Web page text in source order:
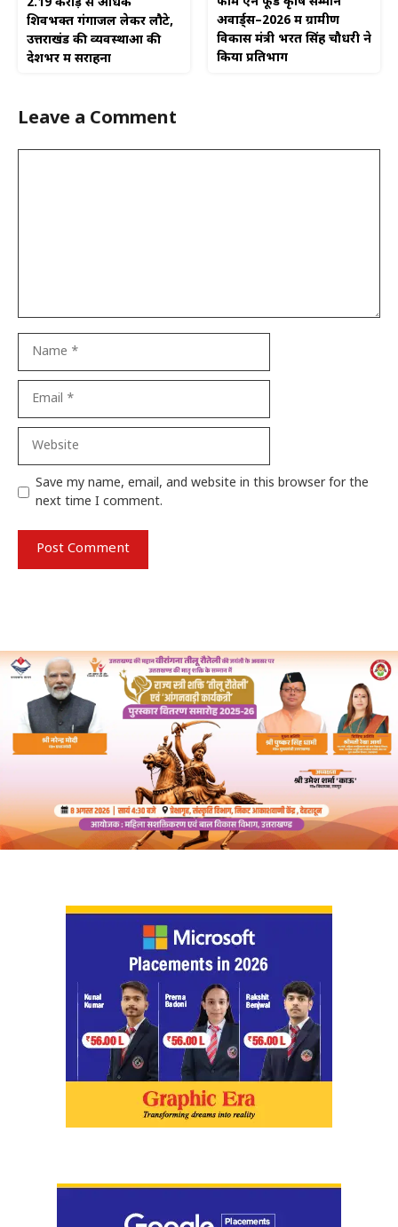
शिवभक्त गंगाजल लेकर लौटे,
उत्तराखंड की व्यवस्थाओं की
देशभर में सराहना
अवार्ड्स–2026 में ग्रामीण
विकास मंत्री भरत सिंह चौधरी ने
किया प्रतिभाग
Leave a Comment
Save my name, email, and website in this browser for the
next time I comment.